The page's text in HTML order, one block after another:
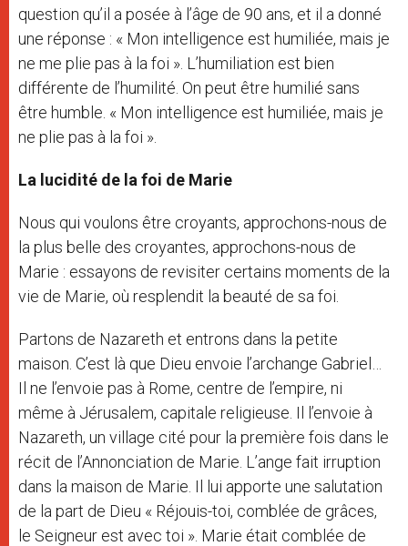
question qu’il a posée à l’âge de 90 ans, et il a donné
une réponse : « Mon intelligence est humiliée, mais je
ne me plie pas à la foi ». L’humiliation est bien
différente de l’humilité. On peut être humilié sans
être humble. « Mon intelligence est humiliée, mais je
ne plie pas à la foi ».
La lucidité de la foi de Marie
Nous qui voulons être croyants, approchons-nous de
la plus belle des croyantes, approchons-nous de
Marie : essayons de revisiter certains moments de la
vie de Marie, où resplendit la beauté de sa foi.
Partons de Nazareth et entrons dans la petite
maison. C’est là que Dieu envoie l’archange Gabriel…
Il ne l’envoie pas à Rome, centre de l’empire, ni
même à Jérusalem, capitale religieuse. Il l’envoie à
Nazareth, un village cité pour la première fois dans le
récit de l’Annonciation de Marie. L’ange fait irruption
dans la maison de Marie. Il lui apporte une salutation
de la part de Dieu « Réjouis-toi, comblée de grâces,
le Seigneur est avec toi ». Marie était comblée de